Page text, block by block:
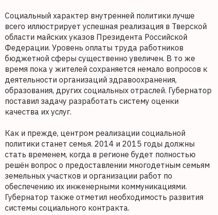
Социальный характер внутренней политики лучше
всего иллюстрирует успешная реализация в Тверской
области майских указов Президента Российской
Федерации. Уровень оплаты труда работников
бюджетной сферы существенно увеличен. В то же
время пока у жителей сохраняется немало вопросов к
деятельности организаций здравоохранения,
образования, других социальных отраслей. Губернатор
поставил задачу разработать систему оценки
качества их услуг.
Как и прежде, центром реализации социальной
политики станет семья. 2014 и 2015 годы должны
стать временем, когда в регионе будет полностью
решён вопрос о предоставлении многодетным семьям
земельных участков и организации работ по
обеспечению их инженерными коммуникациями.
Губернатор также отметил необходимость развития
системы социального контракта.